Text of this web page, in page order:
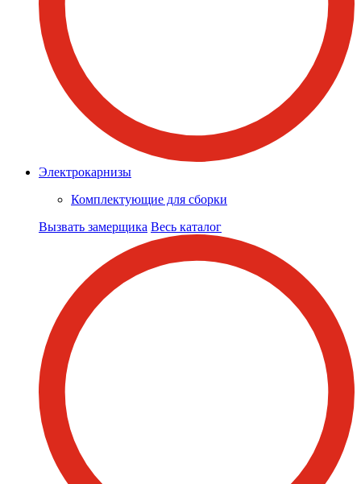
Электрокарнизы
Комплектующие для сборки
Вызвать замерщика Весь каталог